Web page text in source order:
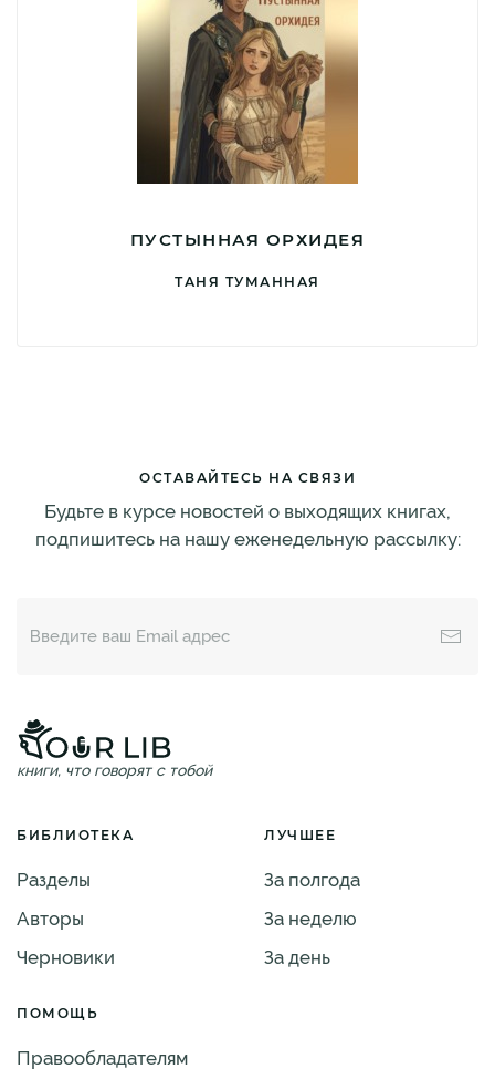
ПУСТЫННАЯ ОРХИДЕЯ
ТАНЯ ТУМАННАЯ
ОСТАВАЙТЕСЬ НА СВЯЗИ
Будьте в курсе новостей о выходящих книгах,
подпишитесь на нашу еженедельную рассылку:
книги, что говорят с тобой
БИБЛИОТЕКА
Разделы
Авторы
Черновики
ЛУЧШЕЕ
За полгода
За неделю
За день
ПОМОЩЬ
Правообладателям